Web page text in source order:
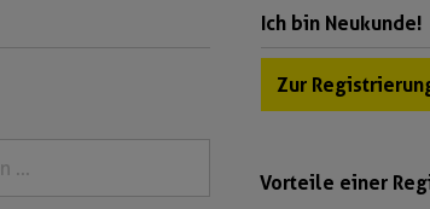
Ich bin Neukunde!
Zur
Vorteile einer